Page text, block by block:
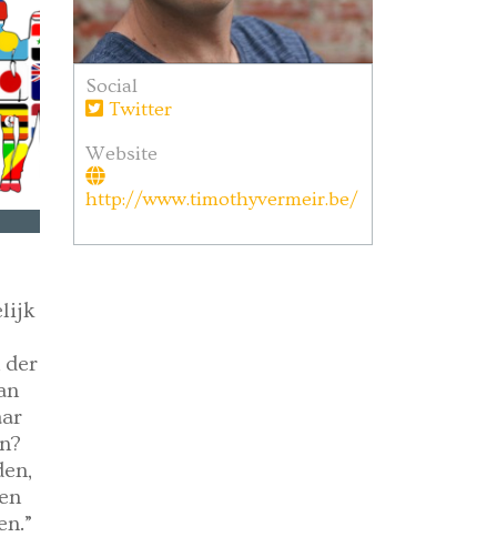
der
Social
Twitter
Website
http://www.timothyvermeir.be/